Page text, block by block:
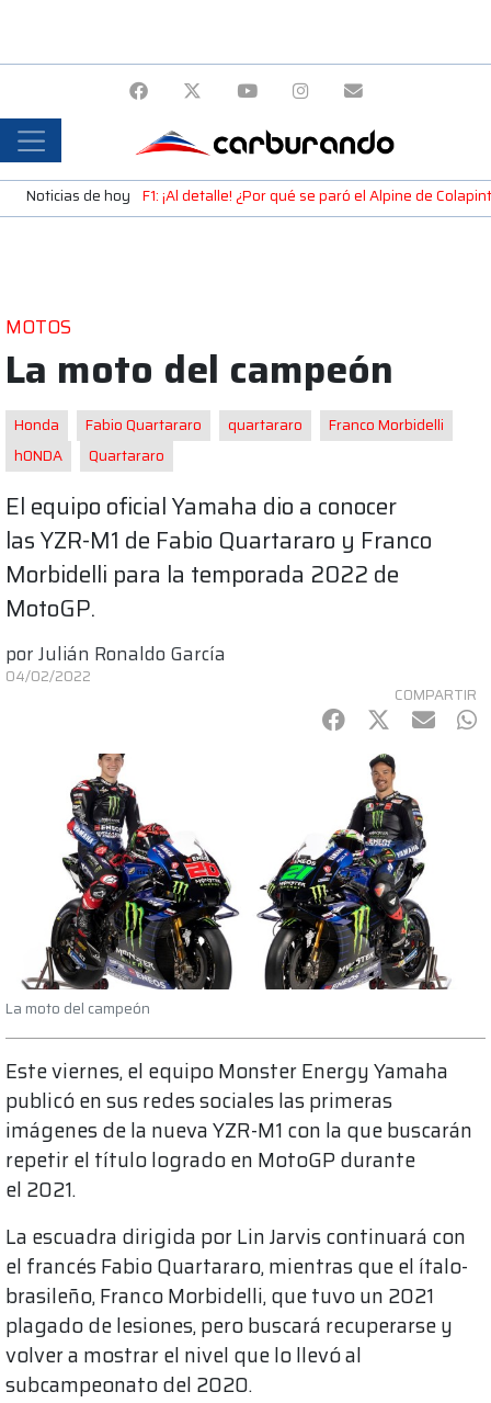
Noticias de hoy F1: ¡Al detalle! ¿Por qué se paró el Alpine de
MOTOS
La moto del campeón
Honda Fabio Quartararo quartararo
Franco Morbidelli
hONDA
Quartararo
El equipo oficial Yamaha dio a conocer
las YZR-M1 de Fabio Quartararo y Franco
Morbidelli para la temporada 2022 de
MotoGP.
porJulián Ronaldo García
04/02/2022
COMPARTIR
Facebook
Twitter
mail
La moto del campeón
Este viernes, el equipo Monster Energy Yamaha
publicó en sus redes sociales las primeras
imágenes de la nueva YZR-M1 con la que buscarán
repetir el título logrado en MotoGP durante
el 2021.
La escuadra dirigida por Lin Jarvis continuará con
el francés Fabio Quartararo, mientras que el ítalo-
brasileño, Franco Morbidelli, que tuvo un 2021
plagado de lesiones, pero buscará recuperarse y
volver a mostrar el nivel que lo llevó al
subcampeonato del 2020.